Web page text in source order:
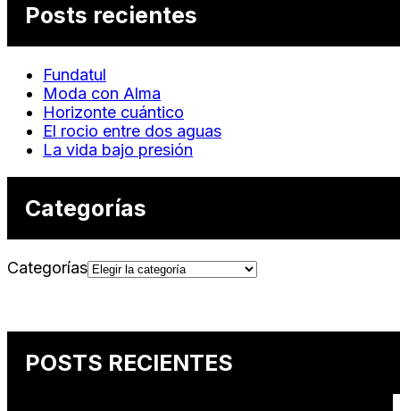
Posts recientes
Fundatul
Moda con Alma
Horizonte cuántico
El rocio entre dos aguas
La vida bajo presión
Categorías
Categorías
POSTS RECIENTES